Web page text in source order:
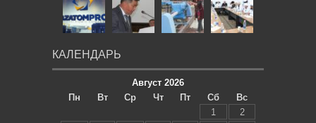
КАЛЕНДАРЬ
Август 2026
Пн
Вт Ср Чт Пт Сб
Вс
1
2